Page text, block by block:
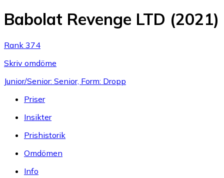
Babolat Revenge LTD (2021)
Rank 374
Skriv omdöme
Junior/Senior: Senior, Form: Dropp
Priser
Insikter
Prishistorik
Omdömen
Info